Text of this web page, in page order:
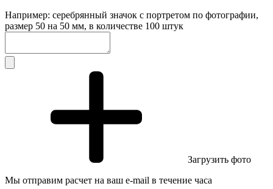
Например: серебрянный значок с портретом по фотографии,
размер 50 на 50 мм, в количестве 100 штук
Загрузить фото
Мы отправим расчет на ваш e-mail в течение часа